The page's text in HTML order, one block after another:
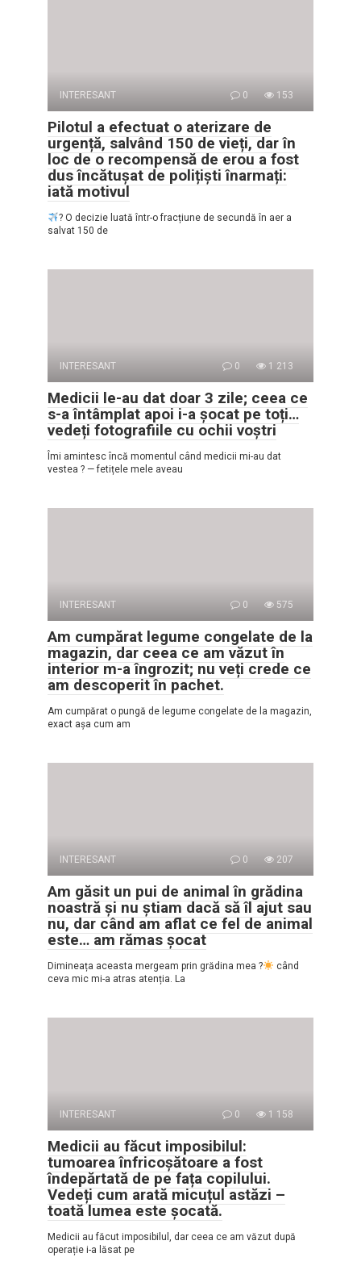
INTERESANT 0 153
Pilotul a efectuat o aterizare de
urgență, salvând 150 de vieți, dar în
loc de o recompensă de erou a fost
dus încătușat de polițiști înarmați:
iată motivul
? O decizie luată într-o fracțiune de secundă în aer a
salvat 150 de
INTERESANT 0 1 213
Medicii le-au dat doar 3 zile; ceea ce
s-a întâmplat apoi i-a șocat pe toți…
vedeți fotografiile cu ochii voștri
Îmi amintesc încă momentul când medicii mi-au dat
vestea ? — fetițele mele aveau
INTERESANT 0 575
Am cumpărat legume congelate de la
magazin, dar ceea ce am văzut în
interior m-a îngrozit; nu veți crede ce
am descoperit în pachet.
Am cumpărat o pungă de legume congelate de la magazin,
exact așa cum am
INTERESANT 0 207
Am găsit un pui de animal în grădina
noastră și nu știam dacă să îl ajut sau
nu, dar când am aflat ce fel de animal
este… am rămas șocat
Dimineața aceasta mergeam prin grădina mea ?
când
ceva mic mi-a atras atenția. La
INTERESANT 0 1 158
Medicii au făcut imposibilul:
tumoarea înfricoșătoare a fost
îndepărtată de pe fața copilului.
Vedeți cum arată micuțul astăzi –
toată lumea este șocată.
Medicii au făcut imposibilul, dar ceea ce am văzut după
operație i-a lăsat pe